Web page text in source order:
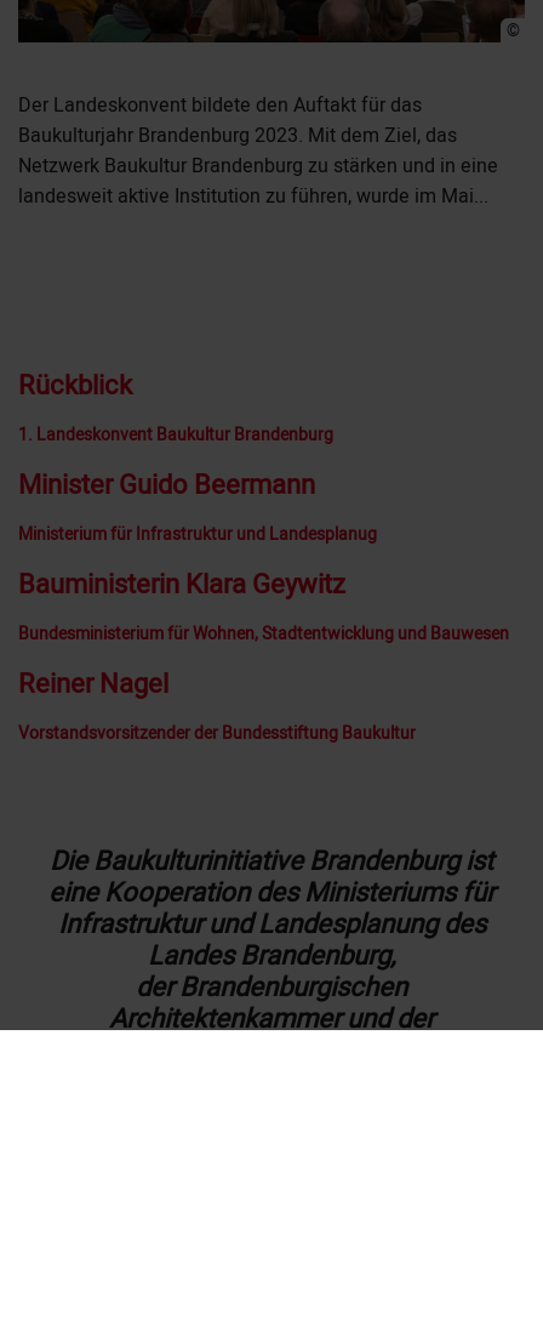
©
Der Landeskonvent bildete den Auftakt für das
Baukulturjahr Brandenburg 2023. Mit dem Ziel, das
Netzwerk Baukultur Brandenburg zu stärken und in eine
landesweit aktive Institution zu führen, wurde im Mai...
Rückblick
1. Landeskonvent Baukultur Brandenburg
Minister Guido Beermann
Ministerium für Infrastruktur und Landesplanug
Bauministerin Klara Geywitz
Bundesministerium für Wohnen, Stadtentwicklung und Bauwesen
Reiner Nagel
Vorstandsvorsitzender der Bundesstiftung Baukultur
Die Baukulturinitiative Brandenburg ist
eine Kooperation des Ministeriums für
Infrastruktur und Landesplanung des
Landes Brandenburg,
der Brandenburgischen
Architektenkammer und der